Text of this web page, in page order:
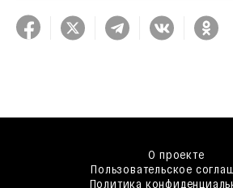
О проекте
Пользовательское
Политика